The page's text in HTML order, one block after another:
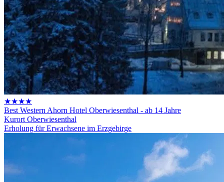
★★★★
Best Western Ahorn Hotel Oberwiesenthal - ab 14 Jahre
Kurort Oberwiesenthal
Erholung für Erwachsene im Erzgebirge